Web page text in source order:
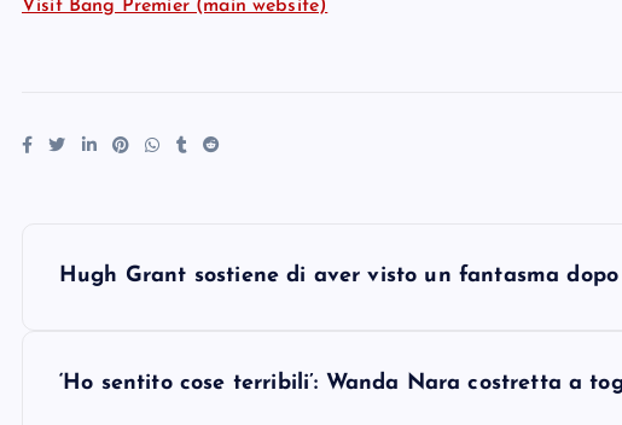
Visit Bang Premier (main website)
Hugh Grant sostiene di aver visto un fantasma
‘Ho sentito cose terribili’: Wanda Nara costretta a